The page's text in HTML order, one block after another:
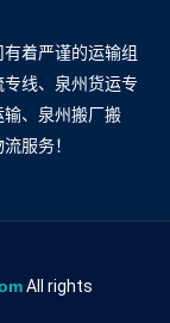
着严谨的运输组
线、泉州货运专
、泉州搬厂搬
服务！
All rights